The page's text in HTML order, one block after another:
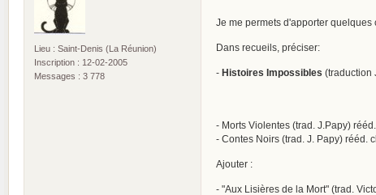
Lieu : Saint-Denis (La Réunion)
Inscription : 12-02-2005
Messages : 3 778
Je me permets d'apporter quelques
Dans recueils, préciser:
- Histoires Impossibles (traduction
- Morts Violentes (trad. J.Papy) rééd.
- Contes Noirs (trad. J. Papy) rééd.
Ajouter :
- "Aux Lisières de la Mort" (trad.